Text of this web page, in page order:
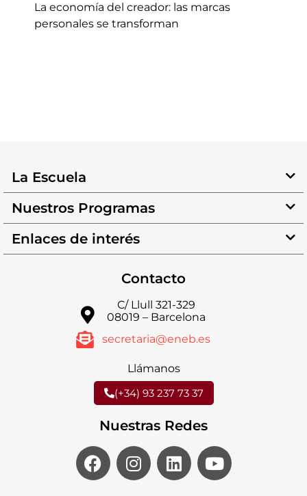
La economía del creador: las marcas
personales se transforman
La Escuela
Nuestros Programas
Enlaces de interés
Contacto
C/ Llull 321-329
08019 – Barcelona
secretaria@eneb.es
Llámanos
(+34) 93 237 73 37
Nuestras Redes